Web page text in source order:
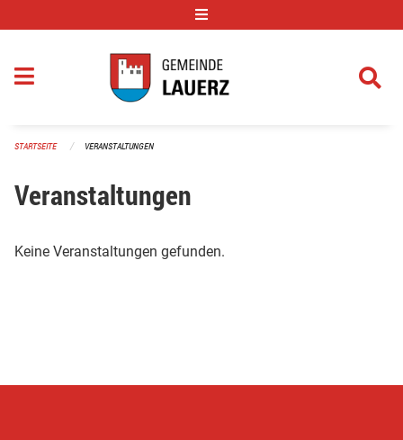
STARTSEITE VERANSTALTUNGEN
Veranstaltungen
Keine Veranstaltungen gefunden.